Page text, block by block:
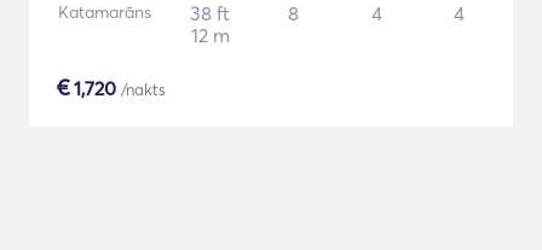
Katamarāns
38 ft
12 m
8 4 4
€1,720 /nakts